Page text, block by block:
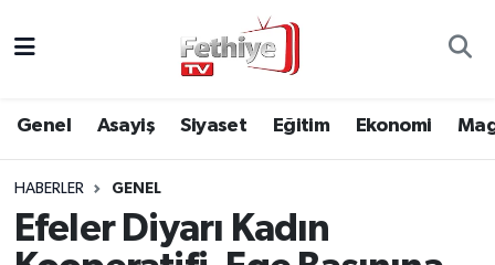
Genel Asayiş Siyaset Eğitim Ekonomi
HABERLER GENEL
Efeler Diyarı Kadın
Asayiş
Muğla Hava Durumu
Muğla Namaz Vakitleri
Muğla Trafik Yoğunluk Haritası